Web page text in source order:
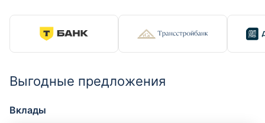
Выгодные предложения
Вклады